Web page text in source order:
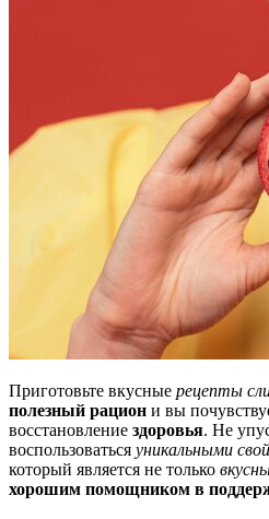
Приготовьте вкусные рецепты
полезный рацион и вы
восстановление здоровья. Не
воспользоваться уникальными
который является не только
хорошим помощником в